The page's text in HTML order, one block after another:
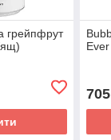
грейпфрут